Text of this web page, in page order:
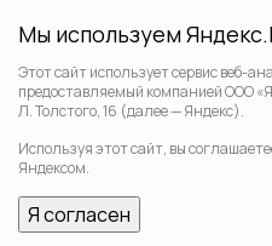
Мы используем
Этот сайт использует сервис веб-
предоставляемый компанией ООО
Л. Толстого, 16 (далее — Яндекс).
Используя этот сайт, вы
Яндексом.
Я согласен